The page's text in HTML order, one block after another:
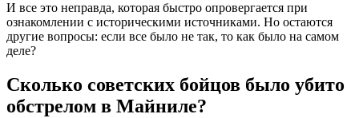
И все это неправда, которая быстро опровергается при
ознакомлении с историческими источниками. Но остаются
другие вопросы: если все было не так, то как было на самом
деле?
Сколько советских бойцов было убито
обстрелом в Майниле?